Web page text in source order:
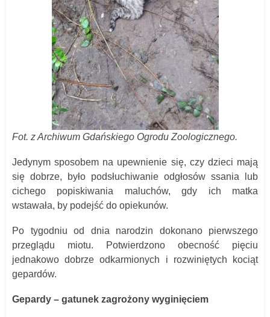
Fot. z Archiwum Gdańskiego Ogrodu Zoologicznego.
Jedynym sposobem na upewnienie się, czy dzieci mają
się dobrze, było podsłuchiwanie odgłosów ssania lub
cichego popiskiwania maluchów, gdy ich matka
wstawała, by podejść do opiekunów.
Po tygodniu od dnia narodzin dokonano pierwszego
przeglądu miotu. Potwierdzono obecność pięciu
jednakowo dobrze odkarmionych i rozwiniętych kociąt
gepardów.
Gepardy – gatunek zagrożony wyginięciem